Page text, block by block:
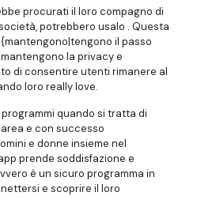
procurati il loro compagno di
potrebbero usalo . Questa
il passo
la privacy e
di consentire utenti rimanere al
loro really love.
quando si tratta di
e con successo
e donne insieme nel
prende soddisfazione e
è un sicuro programma in
e scoprire il loro